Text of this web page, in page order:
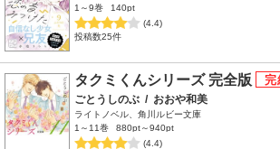
1～9巻
140pt
(4.4)
投稿数25件
タクミくんシリーズ 完全版
ごとうしのぶ / おおや和美
ライトノベル、角川ルビー文庫
1～11巻
880pt～940pt
(4.4)